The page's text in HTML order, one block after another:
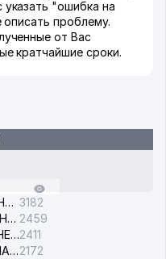
"ошибка на
проблему.
от Вас
кратчайшие сроки.
ЯШНАБАДСКАЯ АВАРИЙНАЯ СЛУЖБА ЭЛЕКТРОСЕТИ 3182
ЧИЛАНЗАРСКАЯ АВАРИЙНАЯ СЛУЖБА ЭЛЕКТРОСЕТИ 2459
ТЕЛЕФОНЫ ДОВЕРИЯ ГЕНЕРАЛЬНОЙ ПРОКУРАТУРЫ РЕСПУБЛИКИ УЗБЕКИСТАН2411
АЛМАЗАРСКАЯ АВАРИЙНАЯ СЛУЖБА ЭЛЕКТРОСЕТИ2172